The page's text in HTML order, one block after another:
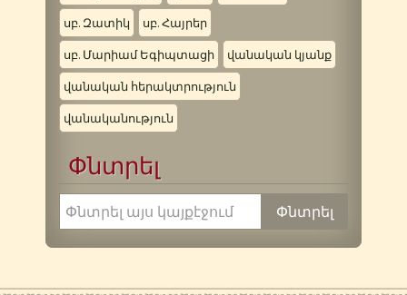
սբ. Զատիկ սբ. Հայրեր
սբ. Մարիամ Եգիպտացի վանական կյանք
վանական հերակտրություն
վանականություն
Փնտրել